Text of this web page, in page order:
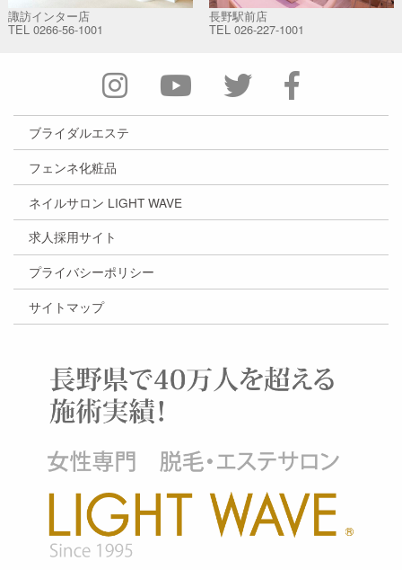
諏訪インター店
TEL 0266-56-1001
長野駅前店
TEL 026-227-1001
ブライダルエステ
フェンネ化粧品
ネイルサロン LIGHT WAVE
求人採用サイト
プライバシーポリシー
サイトマップ